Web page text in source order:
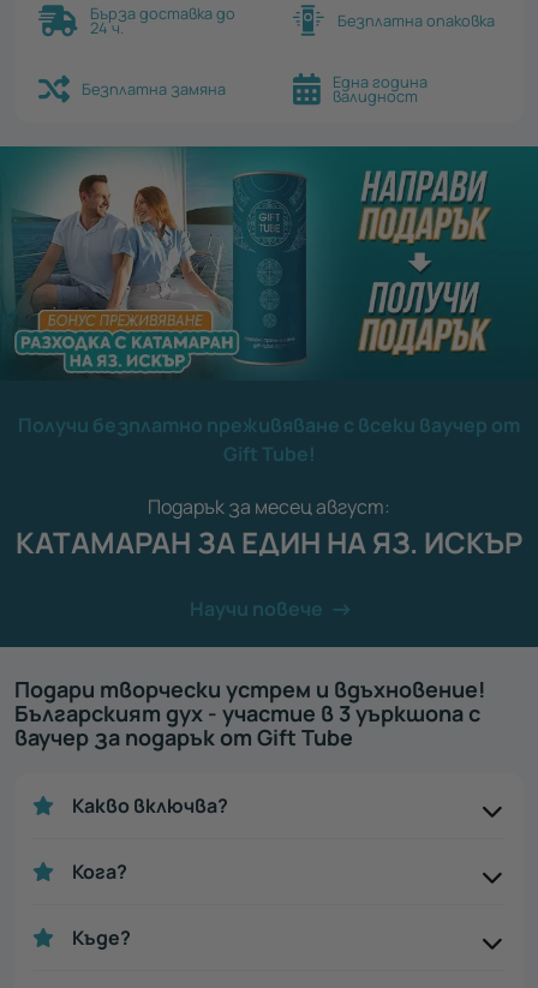
Бърза доставка до
24 ч. Безплатна опаковка
Безплатна замяна Една година
валидност
Получи безплатно преживяване с всеки ваучер от
Gift Tube!
Подарък за месец август:
КАТАМАРАН ЗА ЕДИН НА ЯЗ. ИСКЪР
Научи повече
Подари творчески устрем и вдъхновение!
Българският дух - участие в 3 уъркшопа с
ваучер за подарък от Gift Tube
Какво включва?
Кога?
Къде?